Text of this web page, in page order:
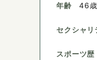
年齢
46歳
セクシャリ
スポーツ歴